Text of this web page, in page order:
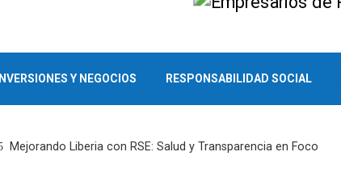
INVERSIONES Y NEGOCIOS RESPONSABILIDAD SOCIAL
Mejorando Liberia con RSE: Salud y Transparencia en Foco